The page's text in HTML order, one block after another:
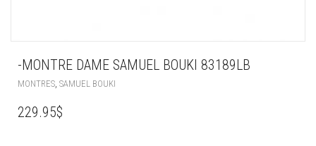
-MONTRE DAME SAMUEL BOUKI 83189LB
MONTRES SAMUEL BOUKI
229.95$